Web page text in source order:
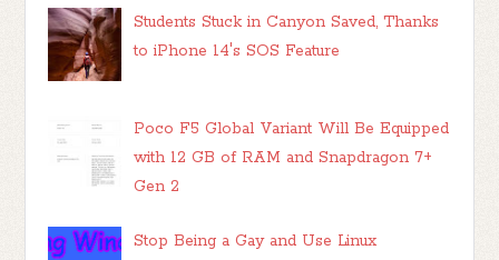
Students Stuck in Canyon Saved, Thanks
to iPhone 14's SOS Feature
Poco F5 Global Variant Will Be Equipped
with 12 GB of RAM and Snapdragon 7+
Gen 2
Stop Being a Gay and Use Linux